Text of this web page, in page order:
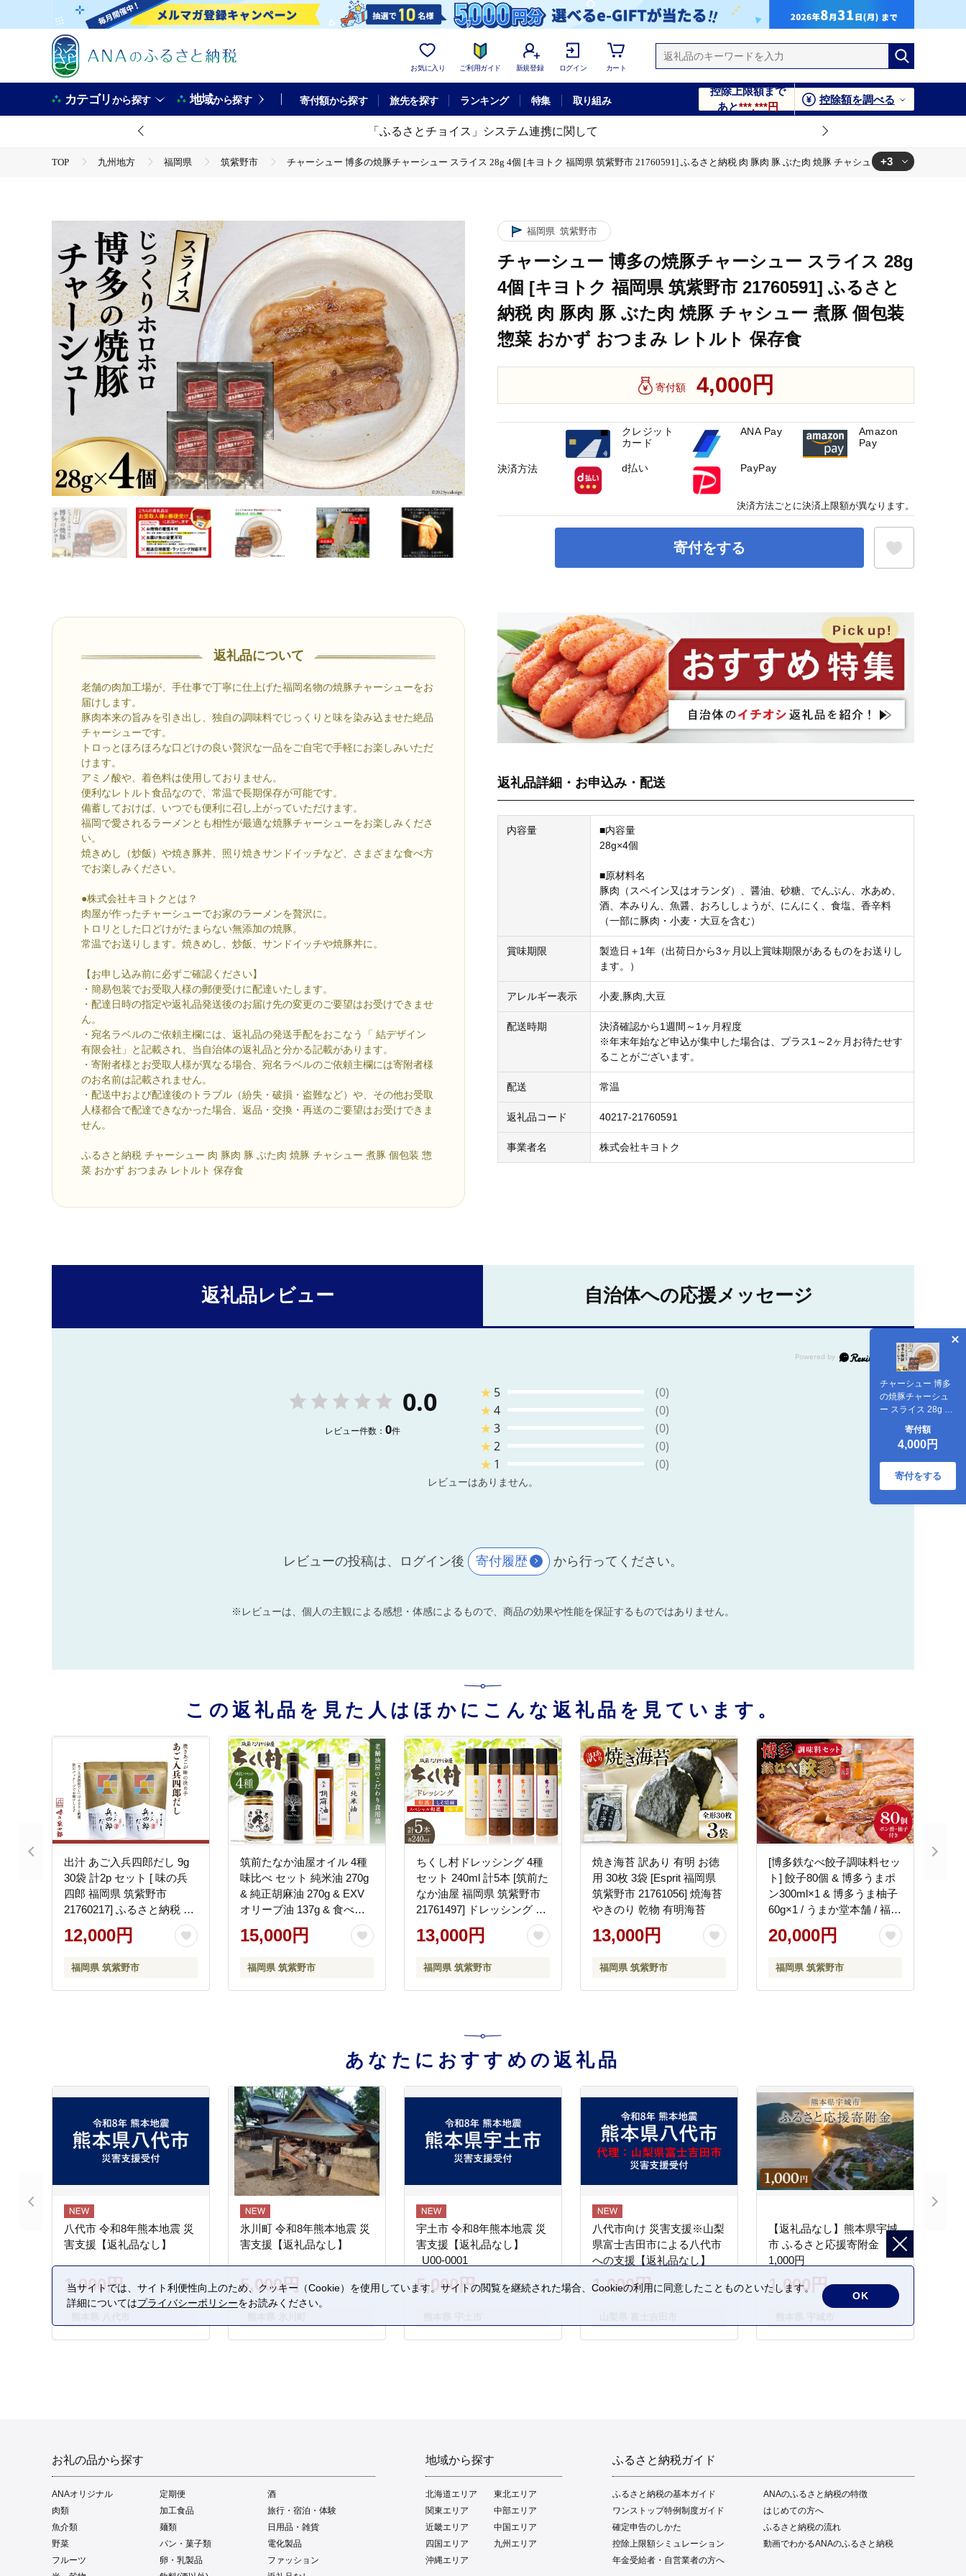
お気に入り ご利用ガイド 新規登録 ログイン カート
カテゴリから探す 地域から探す 寄付額から探す 旅先を探す ランキング 特集 取り組み
控除上限額まで
あと***,***円
控除額を調べる
「ふるさとチョイス」システム連携に関して
TOP 九州地方 福岡県 筑紫野市
チャーシュー 博多の焼豚チャーシュー スライス 28g 4個 [キヨトク 福岡県 筑紫野市 21760591] ふるさと納税 肉 豚肉 豚 ぶた肉 焼豚 チャシュー 煮豚 個包装 惣菜
加工食品 惣菜・レトルト
ほかの惣菜
チャーシュー 博多の焼豚チャーシュー スライス 28g 4個 [キヨトク 福岡県 筑紫野市 21760591] ふるさと納税 肉 豚肉 豚 ぶた肉 焼豚 チャシュー 煮豚 個包装 惣菜 おかず おつまみ レトルト 保存食
+3
返礼品について
老舗の肉加工場が、手仕事で丁寧に仕上げた福岡名物の焼豚チャーシューをお
届けします。
豚肉本来の旨みを引き出し、独自の調味料でじっくりと味を染み込ませた絶品
チャーシューです。
トロっとほろほろな口どけの良い贅沢な一品をご自宅で手軽にお楽しみいただ
けます。
アミノ酸や、着色料は使用しておりません。
便利なレトルト食品なので、常温で長期保存が可能です。
備蓄しておけば、いつでも便利に召し上がっていただけます。
福岡で愛されるラーメンとも相性が最適な焼豚チャーシューをお楽しみくださ
い。
焼きめし（炒飯）や焼き豚丼、照り焼きサンドイッチなど、さまざまな食べ方
でお楽しみください。
●株式会社キヨトクとは？
肉屋が作ったチャーシューでお家のラーメンを贅沢に。
トロリとした口どけがたまらない無添加の焼豚。
常温でお送りします。焼きめし、炒飯、サンドイッチや焼豚丼に。
【お申し込み前に必ずご確認ください】
・簡易包装でお受取人様の郵便受けに配達いたします。
・配達日時の指定や返礼品発送後のお届け先の変更のご要望はお受けできませ
ん。
・宛名ラベルのご依頼主欄には、返礼品の発送手配をおこなう「 結デザイン
有限会社」と記載され、当自治体の返礼品と分かる記載があります。
・寄附者様とお受取人様が異なる場合、宛名ラベルのご依頼主欄には寄附者様
のお名前は記載されません。
・配送中および配達後のトラブル（紛失・破損・盗難など）や、その他お受取
人様都合で配達できなかった場合、返品・交換・再送のご要望はお受けできま
せん。
ふるさと納税 チャーシュー 肉 豚肉 豚 ぶた肉 焼豚 チャシュー 煮豚 個包装 惣
菜 おかず おつまみ レトルト 保存食
福岡県 筑紫野市
チャーシュー 博多の焼豚チャーシュー スライス 28g
4個 [キヨトク 福岡県 筑紫野市 21760591] ふるさと
納税 肉 豚肉 豚 ぶた肉 焼豚 チャシュー 煮豚 個包装
惣菜 おかず おつまみ レトルト 保存食
寄付額 4,000円
寄付をする
チャーシュー 博多
の焼豚チャーシュ
ー スライス 28g 4
筑紫野市
21760591] ふるさ
と納税 肉 豚肉 豚
ぶた肉 焼豚 チャシ
ュー 煮豚 個包装 惣
寄付額
4,000円
寄付をする
お気に入り登録
返礼品詳細・お申込み・配送
内容量
■内容量
28g×4個
■原材料名
豚肉（スペイン又はオランダ）、醤油、砂糖、でんぷん、水あめ、
酒、本みりん、魚醤、おろししょうが、にんにく、食塩、香辛料
（一部に豚肉・小麦・大豆を含む）
賞味期限
製造日＋1年（出荷日から3ヶ月以上賞味期限があるものをお送りし
ます。）
アレルギー表示 小麦,豚肉,大豆
配送時期
決済確認から1週間～1ヶ月程度
※年末年始など申込が集中した場合は、プラス1～2ヶ月お待たせす
ることがございます。
配送 常温
返礼品コード 40217-21760591
事業者名 株式会社キヨトク
決済方法
クレジット
カード
ANA Pay
Amazon
Pay
d払い PayPay
決済方法ごとに決済上限額が異なります。
返礼品レビュー 自治体への応援メッセージ
0.0
レビュー件数： 0件
★ 5
(0)
★4
(0)
★3
(0)
★2
(0)
★ 1 (0)
レビューはありません。
レビューの投稿は、ログイン後 寄付履歴 から行ってください。
※レビューは、個人の主観による感想・体感によるもので、商品の効果や性能を保証するものではありません。
この返礼品を見た人はほかにこんな返礼品を見ています。
出汁 あご入兵四郎だし 9g
30袋 計2p セット [ 味の兵
四郎 福岡県 筑紫野市
21760217] ふるさと納税 あ
ご出汁 あごだし 兵四郎だ
し だし ダシ だしパック 出
12,000円
福岡県 筑紫野市
筑前たなか油屋オイル 4種
味比べ セット 純米油 270g
& 純正胡麻油 270g & EXV
オリーブ油 137g & 食べる
ラー油 110g 計4本 [筑前た
なか油屋 福岡県 筑紫野市
胡麻油 ゴマ油 米油 こめ油
コメ油 オリーブオイル ラ
15,000円
福岡県 筑紫野市
ちくし村ドレッシング 4種
セット 240ml 計5本 [筑前た
なか油屋 福岡県 筑紫野市
21761497] ドレッシング 調
味料 和風 ゆず 柚子 ユズ ご
ま ゴマ 胡麻 しそ シソ 詰め
料 着色料 不使用
13,000円
福岡県 筑紫野市
焼き海苔 訳あり 有明 お徳
用 30枚 3袋 [Esprit 福岡県
筑紫野市 21761056] 焼海苔
やきのり 乾物 有明海苔
13,000円
福岡県 筑紫野市
[博多鉄なべ餃子調味料セッ
ト] 餃子80個 & 博多うまポ
ン300ml×1 & 博多うま柚子
60g×1 / うまか堂本舗 / 福岡
県 筑紫野市 [21760424] 餃
子 ぎょうざ ポン酢 ぽん酢
20,000円
福岡県 筑紫野市
あなたにおすすめの返礼品
八代市 令和8年熊本地震 災
害支援【返礼品なし】
1,000円
氷川町 令和8年熊本地震 災
害支援【返礼品なし】
5,000円
宇土市 令和8年熊本地震 災
害支援【返礼品なし】
_U00-0001
5,000円
八代市向け 災害支援※山梨
県富士吉田市による八代市
への支援【返礼品なし】
1,000円
【返礼品なし】熊本県宇城
市 ふるさと応援寄附金
1,000円
1,000円
お礼の品から探す
ANAオリジナル 定期便
酒
肉類
加工食品
旅行・宿泊・体験
魚介類
麺類
日用品・雑貨
野菜
パン・菓子類
電化製品
フルーツ
卵・乳製品
ファッション
地域から探す
北海道エリア
東北エリア
関東エリア
中部エリア
近畿エリア
中国エリア
四国エリア
九州エリア
沖縄エリア
ふるさと納税ガイド
ふるさと納税の基本ガイド
ANAのふるさと納税の特徴
ワンストップ特例制度ガイド
はじめての方へ
確定申告のしかた
ふるさと納税の流れ
控除上限額シミュレーション
動画でわかるANAのふるさと納税
年金受給者・自営業者の方へ
当サイトでは、サイト利便性向上のため、クッキー（Cookie）を使用しています。サイトの閲覧を継続された場合、Cookieの利用に同意したことものといたします。
詳細についてはプライバシーポリシーをお読みください。
OK